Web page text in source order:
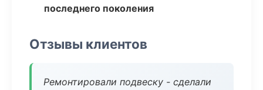
последнего поколения
Отзывы клиентов
Ремонтировали подвеску - сделали